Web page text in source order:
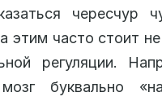
чересчур
часто стоит не
регуляции.
буквально